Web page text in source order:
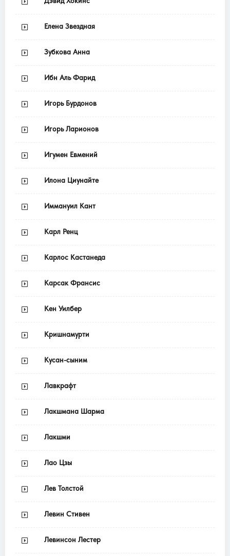
Елена Звездная
Зубкова Анна
Ибн Аль Фарид
Игорь Бурдонов
Игорь Ларионов
Игумен Евмений
Илона Циунайте
Иммануил Кант
Карл Ренц
Карлос Кастанеда
Карсак Франсис
Кен Уилбер
Кришнамурти
Кусан-сыним
Лавкрафт
Лакшмана Шарма
Лакшми
Лао Цзы
Лев Толстой
Левин Стивен
Левинсон Лестер